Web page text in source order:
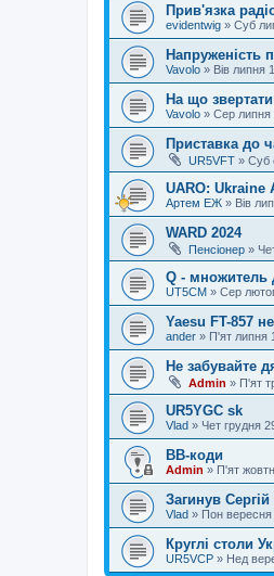
Прив'язка
evidentwig » Суб
Напруженість
Vavolo » Вів липня
На що
Vavolo » Сер липня
Приставка до
UR5VFT » Суб
UARO: Ukraine
Артем ЕЖ » Вів
WARD 2024
Пенсіонер »
Q - множитель
UT5CM » Сер
Yaesu FT-857
ander » П'ят липня
Не забувайте
Admin » П'ят
UR5YGC sk
Vlad » Чет грудня
BB-коди
Admin » П'ят
Загинув
Vlad » Пон
Круглі столи
UR5VCP » Нед